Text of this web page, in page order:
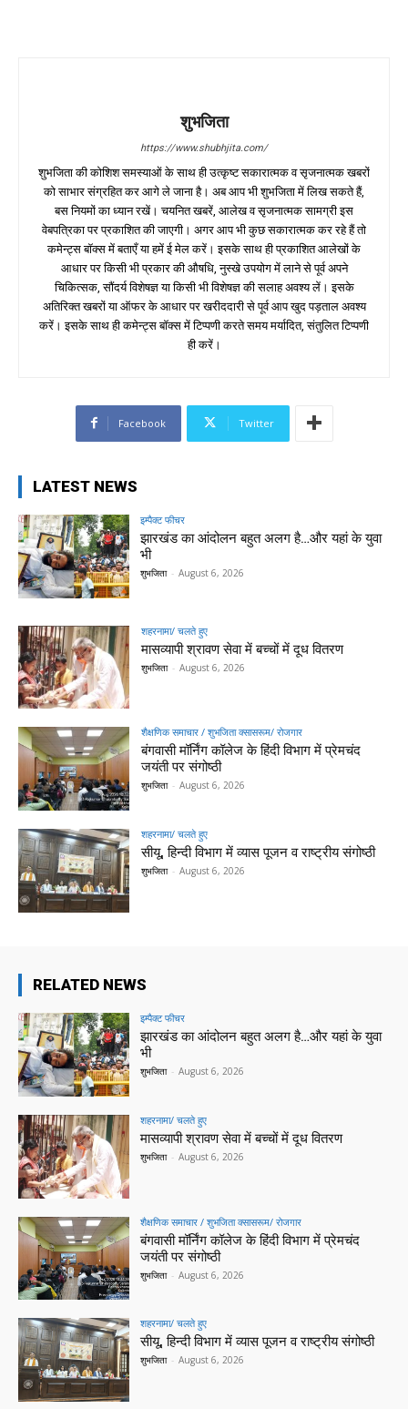
शुभजिता
https://www.shubhjita.com/
शुभजिता की कोशिश समस्याओं के साथ ही उत्कृष्ट सकारात्मक व सृजनात्मक खबरों
को साभार संग्रहित कर आगे ले जाना है। अब आप भी शुभजिता में लिख सकते हैं,
बस नियमों का ध्यान रखें। चयनित खबरें, आलेख व सृजनात्मक सामग्री इस
वेबपत्रिका पर प्रकाशित की जाएगी। अगर आप भी कुछ सकारात्मक कर रहे हैं तो
कमेन्ट्स बॉक्स में बताएँ या हमें ई मेल करें। इसके साथ ही प्रकाशित आलेखों के
आधार पर किसी भी प्रकार की औषधि, नुस्खे उपयोग में लाने से पूर्व अपने
चिकित्सक, सौंदर्य विशेषज्ञ या किसी भी विशेषज्ञ की सलाह अवश्य लें। इसके
अतिरिक्त खबरों या ऑफर के आधार पर खरीददारी से पूर्व आप खुद पड़ताल अवश्य
करें। इसके साथ ही कमेन्ट्स बॉक्स में टिप्पणी करते समय मर्यादित, संतुलित टिप्पणी
ही करें।
Facebook Twitter
LATEST NEWS
इम्पैक्ट फीचर
झारखंड का आंदोलन बहुत अलग है…और यहां के युवा
भी
शुभजिता - August 6, 2026
शहरनामा/ चलते हुए
मासव्यापी श्रावण सेवा में बच्चों में दूध वितरण
शुभजिता - August 6, 2026
शैक्षणिक समाचार / शुभजिता क्सासरूम/ रोजगार
बंगवासी मॉर्निंग कॉलेज के हिंदी विभाग में प्रेमचंद
जयंती पर संगोष्ठी
शुभजिता - August 6, 2026
शहरनामा/ चलते हुए
सीयू, हिन्दी विभाग में व्यास पूजन व राष्ट्रीय संगोष्ठी
शुभजिता - August 6, 2026
RELATED NEWS
इम्पैक्ट फीचर
झारखंड का आंदोलन बहुत अलग है…और यहां के युवा
भी
शुभजिता - August 6, 2026
शहरनामा/ चलते हुए
मासव्यापी श्रावण सेवा में बच्चों में दूध वितरण
शुभजिता - August 6, 2026
शैक्षणिक समाचार / शुभजिता क्सासरूम/ रोजगार
बंगवासी मॉर्निंग कॉलेज के हिंदी विभाग में प्रेमचंद
जयंती पर संगोष्ठी
शुभजिता - August 6, 2026
शहरनामा/ चलते हुए
सीयू, हिन्दी विभाग में व्यास पूजन व राष्ट्रीय संगोष्ठी
शुभजिता - August 6, 2026